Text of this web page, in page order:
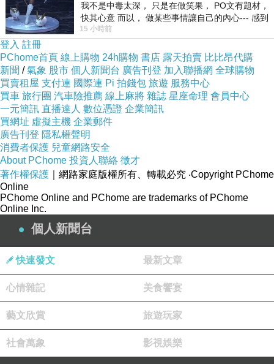
我不是中毒太深， 只是在做笑果， PO文有題材，
快其心意 而以， 做某些事情讓自己的內心--- 感到
愉快。
15 小時前
登入 註冊
PChome首頁 線上購物 24h購物 書店 露天拍賣 比比昂代購
新聞 /氣象 股市 個人新聞台 廣告刊登 加入聯播網 全球購物
買賣租屋 支付連 國際連 Pi 拍錢包 旅遊 服務中心
買車 旅行團 汽車險推薦 線上麻將 雜誌 星座命理 會員中心
一元簡訊 直播達人 數位憑證 企業簡訊
買網址 虛擬主機 企業郵件
廣告刊登 隱私權聲明
消費者保護 兒童網路安全
About PChome 投資人聯絡 徵才
著作權保護 ｜網路家庭版權所有、轉載必究 ‧Copyright PChome
Online
PChome Online and PChome are trademarks of PChome
Online Inc.
個人新聞台
快速發文 最新文章
心情雜記 美食饗宴
藝文欣賞 旅遊玩家
社會萬象 影視娛樂